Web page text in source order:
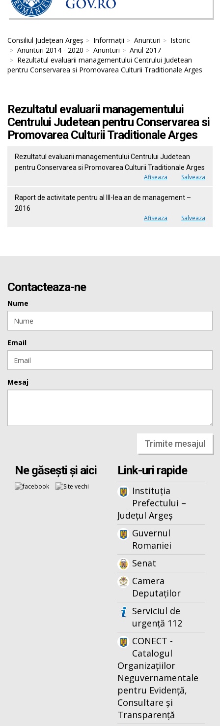
Consiliul Județean Argeș Informații Anunturi
Istoric
Anunturi 2014 - 2020
Anunturi
Anul 2017
Rezultatul evaluarii managementului Centrului Judetean
pentru Conservarea si Promovarea Culturii Traditionale Arges
Rezultatul evaluarii managementului
Centrului Judetean pentru Conservarea si
Promovarea Culturii Traditionale Arges
Rezultatul evaluarii managementului Centrului Judetean
pentru Conservarea si Promovarea Culturii Traditionale Arges
Afiseaza Salveaza
Raport de activitate pentru al III-lea an de management –
2016
Afiseaza Salveaza
Contacteaza-ne
Nume
Email
Mesaj
Trimite mesajul
Ne găsești și aici Link-uri rapide
Instituția
Prefectului –
Județul Argeș
Guvernul
Romaniei
Senat
Camera
Deputaților
Serviciul de
urgență 112
CONECT -
Catalogul
Organizațiilor
Neguvernamentale
pentru Evidență,
Consultare și
Transparență